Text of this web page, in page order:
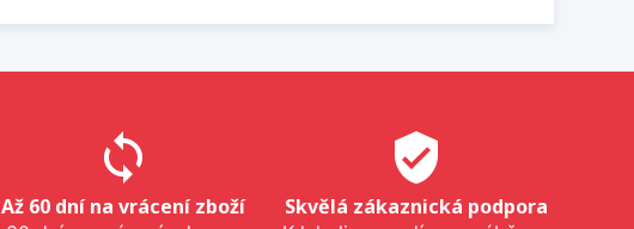
sync
Až 60 dní na vrácení zboží
verified_user
Skvělá zákaznická podpora